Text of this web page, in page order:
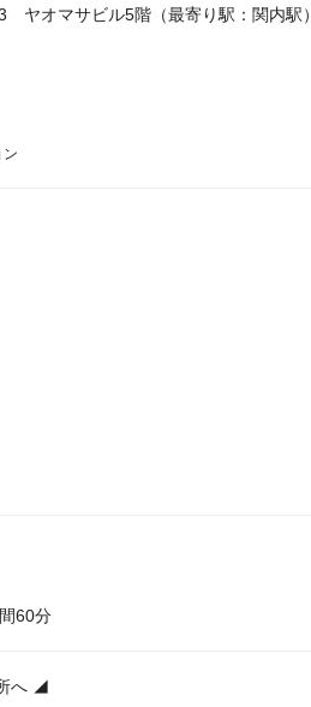
ヤオマサビル5階（最寄り駅：関内駅）
60分
へ ◢